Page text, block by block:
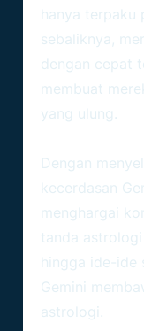
hanya
sebaliknya,
dengan cepat
membuat
yang ulung.
Dengan
kecerdasan
menghargai
tanda
hingga ide-ide
Gemini
astrologi.